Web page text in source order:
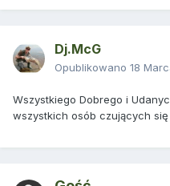
Dj.McG
Opublikowano 18
Wszystkiego Dobrego i
wszystkich osób czujących